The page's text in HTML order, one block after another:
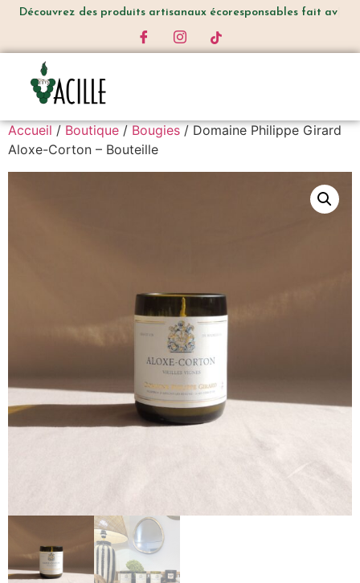
Découvrez des produits artisanaux écoresponsables fait avec am
Accueil / Boutique / Bougies / Domaine Philippe Girard
Aloxe-Corton – Bouteille